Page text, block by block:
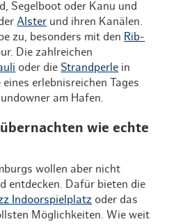
Segelboot oder Kanu und
Alster und ihren Kanälen.
zu, besonders mit den Rib-
Die zahlreichen
oder die Strandperle in
erlebnisreichen Tages
am Hafen.
übernachten wie echte
wollen aber nicht
entdecken. Dafür bieten die
Indoorspielplatz oder das
Möglichkeiten. Wie weit